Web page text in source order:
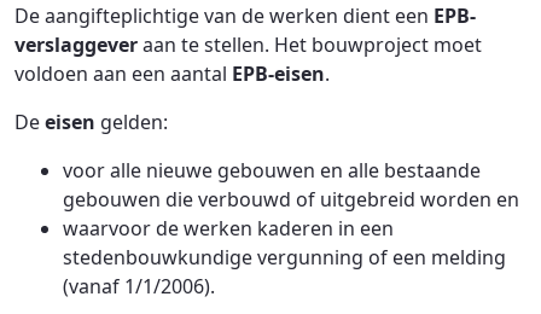
De aangifteplichtige van de werken dient een EPB-
verslaggeveraan te stellen. Het bouwproject moet
voldoen aan een aantal EPB-eisen.
Deeisen gelden:
voor alle nieuwe gebouwen en alle bestaande
gebouwen die verbouwd of uitgebreid worden en
waarvoor de werken kaderen in een
stedenbouwkundige vergunning of een melding
(vanaf 1/1/2006).